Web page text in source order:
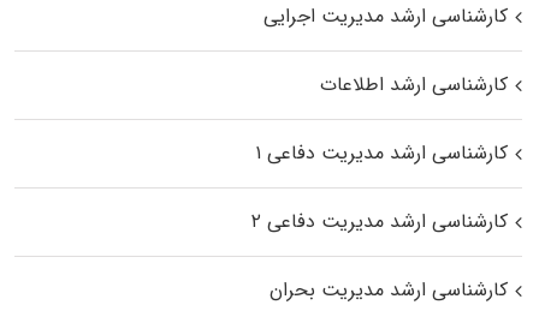
کارشناسی ارشد مدیریت اجرایی
کارشناسی ارشد اطلاعات
کارشناسی ارشد مدیریت دفاعی ۱
کارشناسی ارشد مدیریت دفاعی ۲
کارشناسی ارشد مدیریت بحران